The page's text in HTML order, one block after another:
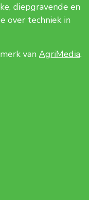
diepgravende en
over techniek in
van AgriMedia.